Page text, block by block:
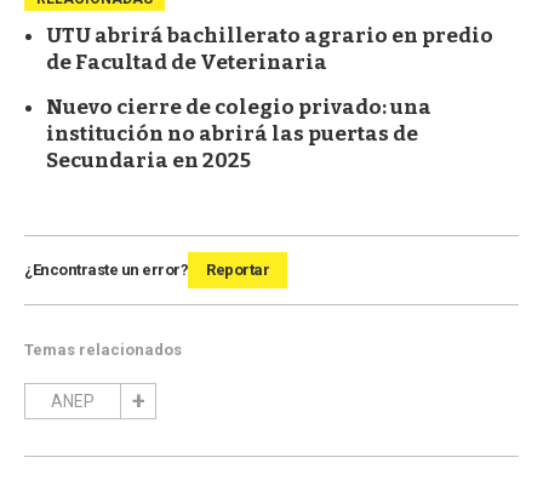
UTU abrirá bachillerato agrario en predio
de Facultad de Veterinaria
Nuevo cierre de colegio privado: una
institución no abrirá las puertas de
Secundaria en 2025
¿Encontraste un error? Reportar
Temas relacionados
ANEP